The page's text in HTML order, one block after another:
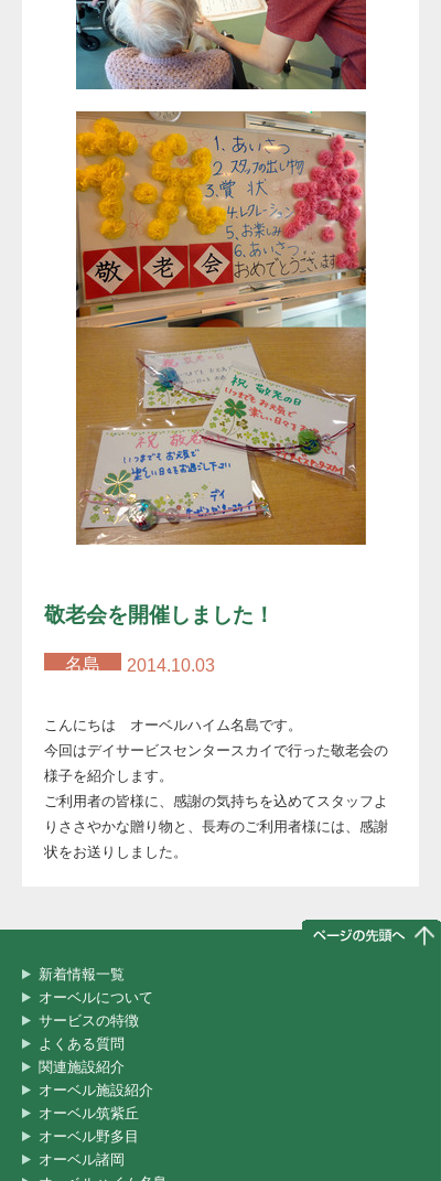
敬老会を開催しました！
名島 2014.10.03
こんにちは オーベルハイム名島です。
今回はデイサービスセンタースカイで行った敬老会の
様子を紹介します。
ご利用者の皆様に、感謝の気持ちを込めてスタッフよ
りささやかな贈り物と、長寿のご利用者様には、感謝
状をお送りしました。
新着情報一覧
オーベルについて
サービスの特徴
よくある質問
関連施設紹介
オーベル施設紹介
オーベル筑紫丘
オーベル野多目
オーベル諸岡